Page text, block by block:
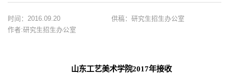
时间：2016.09.20
供稿：研究生招生办公室
作者:研究生招生办公室
山东工艺美术学院2017年接收